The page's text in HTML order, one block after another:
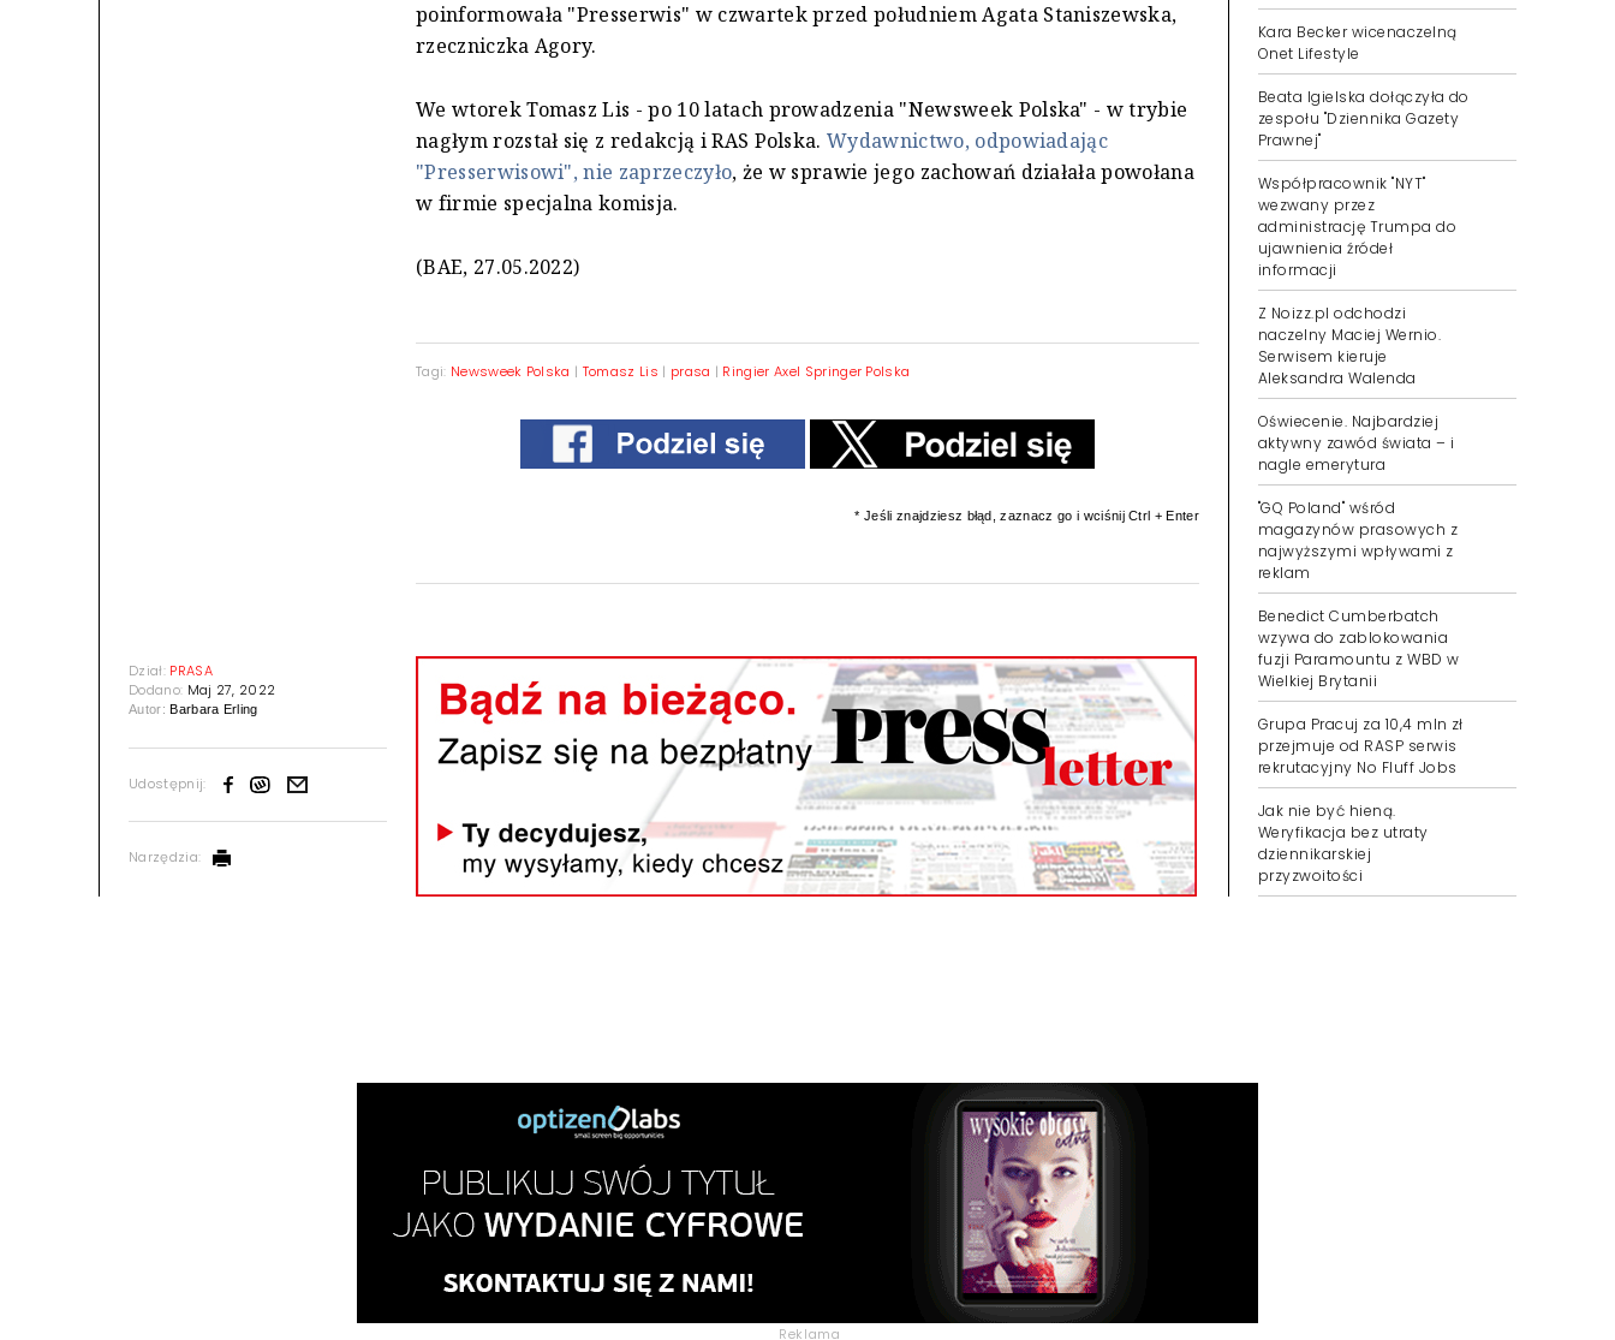
Dział: PRASA
Dodano: Maj 27, 2022
Autor:Barbara Erling
Udostępnij:
Narzędzia:
poinformowała "Presserwis" w czwartek przed południem Agata Staniszewska,
rzeczniczka Agory.
We wtorek Tomasz Lis - po 10 latach prowadzenia "Newsweek Polska" - w trybie
nagłym rozstał się z redakcją i RAS Polska.Wydawnictwo, odpowiadając
"Presserwisowi", nie zaprzeczyło, że w sprawie jego zachowań działała powołana
w firmie specjalna komisja.
(BAE, 27.05.2022)
Tagi: Newsweek Polska | Tomasz Lis | prasa | Ringier Axel Springer Polska
* Jeśli znajdziesz błąd, zaznacz go i wciśnij Ctrl + Enter
Kara Becker wicenaczelną
Onet Lifestyle
Beata Igielska dołączyła do
zespołu "Dziennika Gazety
Prawnej"
Współpracownik "NYT"
wezwany przez
administrację Trumpa do
ujawnienia źródeł
informacji
Z Noizz.pl odchodzi
naczelny Maciej Wernio.
Serwisem kieruje
Aleksandra Walenda
Oświecenie. Najbardziej
aktywny zawód świata – i
nagle emerytura
"GQ Poland" wśród
magazynów prasowych z
najwyższymi wpływami z
reklam
Benedict Cumberbatch
wzywa do zablokowania
fuzji Paramountu z WBD w
Wielkiej Brytanii
Grupa Pracuj za 10,4 mln zł
przejmuje od RASP serwis
rekrutacyjny No Fluff Jobs
Jak nie być hieną.
Weryfikacja bez utraty
dziennikarskiej
przyzwoitości
Reklama